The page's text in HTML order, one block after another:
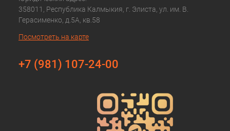
358011, Республика Калмыкия, г. Элиста, ул. им. В.
Герасименко, д.5А, кв.58
Посмотреть на карте
+7 (981) 107-24-00